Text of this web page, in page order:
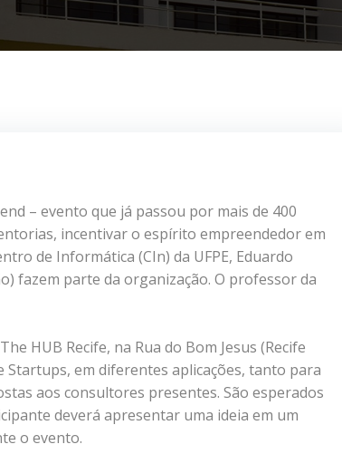
– evento que já passou por mais de 400
incentivar o espírito empreendedor em
de Informática (CIn) da UFPE, Eduardo
fazem parte da organização. O professor da
HUB Recife, na Rua do Bom Jesus (Recife
em diferentes aplicações, tanto para
aos consultores presentes. São esperados
deverá apresentar uma ideia em um
o evento.